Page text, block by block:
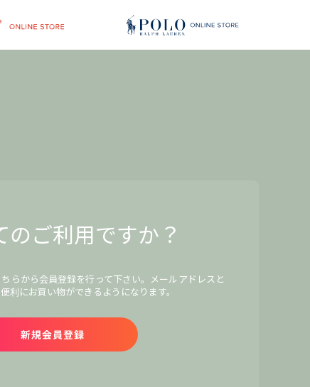
のご利用ですか？
らから会員登録を行って下さい。メールアドレスと
利にお買い物ができるようになります。